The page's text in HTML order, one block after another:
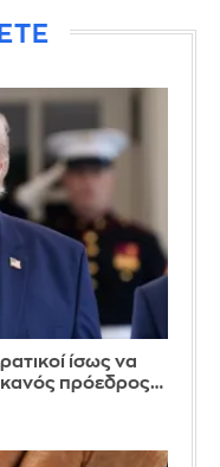
ίσως να
πρόεδρος…